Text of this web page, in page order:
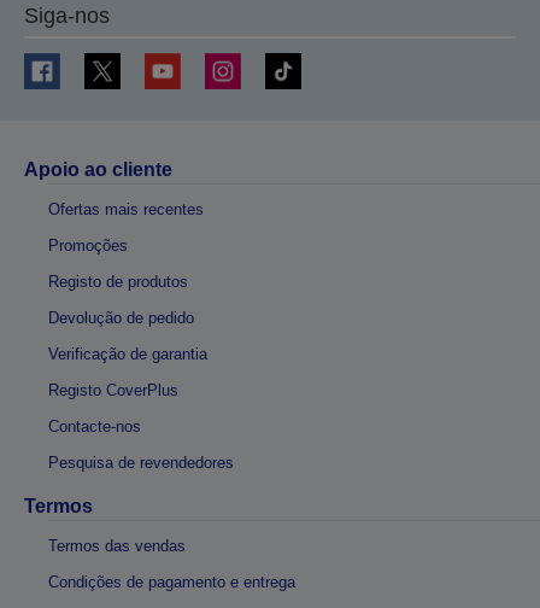
Siga-nos
Apoio ao cliente
Ofertas mais recentes
Promoções
Registo de produtos
Devolução de pedido
Verificação de garantia
Registo CoverPlus
Contacte-nos
Pesquisa de revendedores
Termos
Termos das vendas
Condições de pagamento e entrega